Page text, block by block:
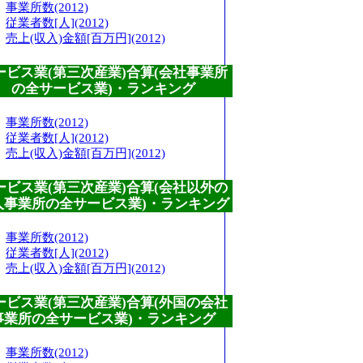
事業所数(2012)
従業者数[人](2012)
売上(収入)金額[百万円](2012)
ビス業(第三次産業)合算(会社事業所
の全サービス業)・ランキング
事業所数(2012)
従業者数[人](2012)
売上(収入)金額[百万円](2012)
ビス業(第三次産業)合算(会社以外の
事業所の全サービス業)・ランキング
事業所数(2012)
従業者数[人](2012)
売上(収入)金額[百万円](2012)
ビス業(第三次産業)合算(外国の会社
業所の全サービス業)・ランキング
事業所数(2012)